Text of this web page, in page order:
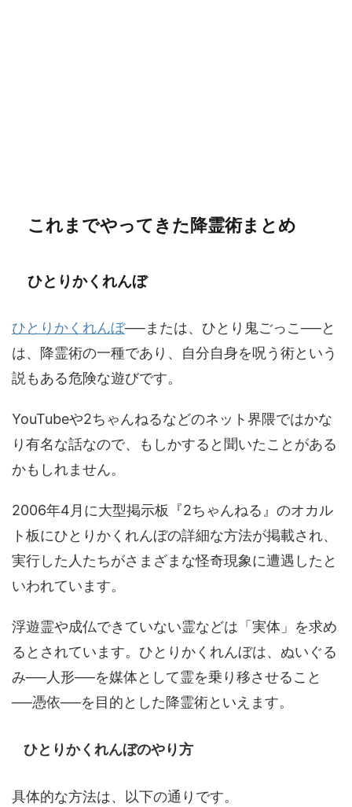
これまでやってきた降霊術まとめ
ひとりかくれんぼ
ひとりかくれんぼ──または、ひとり鬼ごっこ──と
は、降霊術の一種であり、自分自身を呪う術という
説もある危険な遊びです。
YouTubeや2ちゃんねるなどのネット界隈ではかな
り有名な話なので、もしかすると聞いたことがある
かもしれません。
2006年4月に大型掲示板『2ちゃんねる』のオカル
ト板にひとりかくれんぼの詳細な方法が掲載され、
実行した人たちがさまざまな怪奇現象に遭遇したと
いわれています。
浮遊霊や成仏できていない霊などは「実体」を求め
るとされています。ひとりかくれんぼは、ぬいぐる
み──人形──を媒体として霊を乗り移させること
──憑依──を目的とした降霊術といえます。
ひとりかくれんぼのやり方
具体的な方法は、以下の通りです。